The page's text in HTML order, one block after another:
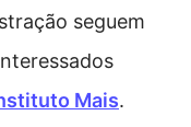
seguem
Mais.